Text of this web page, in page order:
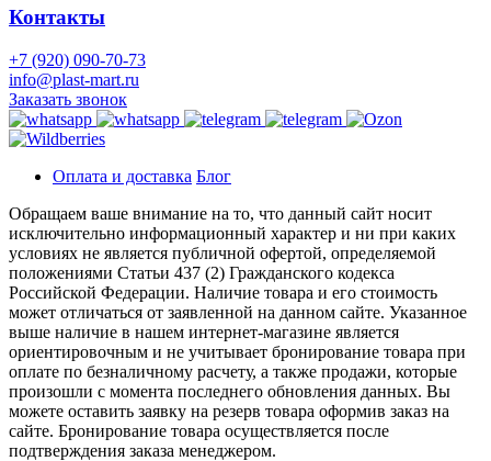
Контакты
+7 (920) 090-70-73
info@plast-mart.ru
Заказать звонок
Оплата и доставка Блог
Обращаем ваше внимание на то, что данный сайт носит
исключительно информационный характер и ни при каких
условиях не является публичной офертой, определяемой
положениями Статьи 437 (2) Гражданского кодекса
Российской Федерации. Наличие товара и его стоимость
может отличаться от заявленной на данном сайте. Указанное
выше наличие в нашем интернет-магазине является
ориентировочным и не учитывает бронирование товара при
оплате по безналичному расчету, а также продажи, которые
произошли с момента последнего обновления данных. Вы
можете оставить заявку на резерв товара оформив заказ на
сайте. Бронирование товара осуществляется после
подтверждения заказа менеджером.